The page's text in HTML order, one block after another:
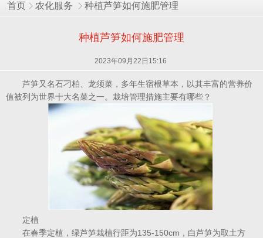
首页 农化服务 种植芦笋如何施肥管理
种植芦笋如何施肥管理
2023年09月22日15:16
芦笋又名石刁柏、龙须菜，多年生宿根草本，以其丰富的营养价
值被列为世界十大名菜之一。栽培管理措施主要有哪些？
定植
在春季定植，绿芦笋栽植行距为135-150cm，白芦笋为取土方